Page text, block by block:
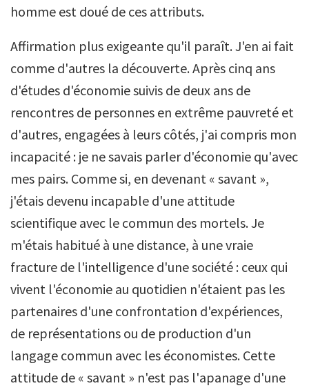
homme est doué de ces attributs.
Affirmation plus exigeante qu'il paraît. J'en ai fait
comme d'autres la découverte. Après cinq ans
d'études d'économie suivis de deux ans de
rencontres de personnes en extrême pauvreté et
d'autres, engagées à leurs côtés, j'ai compris mon
incapacité : je ne savais parler d'économie qu'avec
mes pairs. Comme si, en devenant « savant »,
j'étais devenu incapable d'une attitude
scientifique avec le commun des mortels. Je
m'étais habitué à une distance, à une vraie
fracture de l'intelligence d'une société : ceux qui
vivent l'économie au quotidien n'étaient pas les
partenaires d'une confrontation d'expériences,
de représentations ou de production d'un
langage commun avec les économistes. Cette
attitude de « savant » n'est pas l'apanage d'une